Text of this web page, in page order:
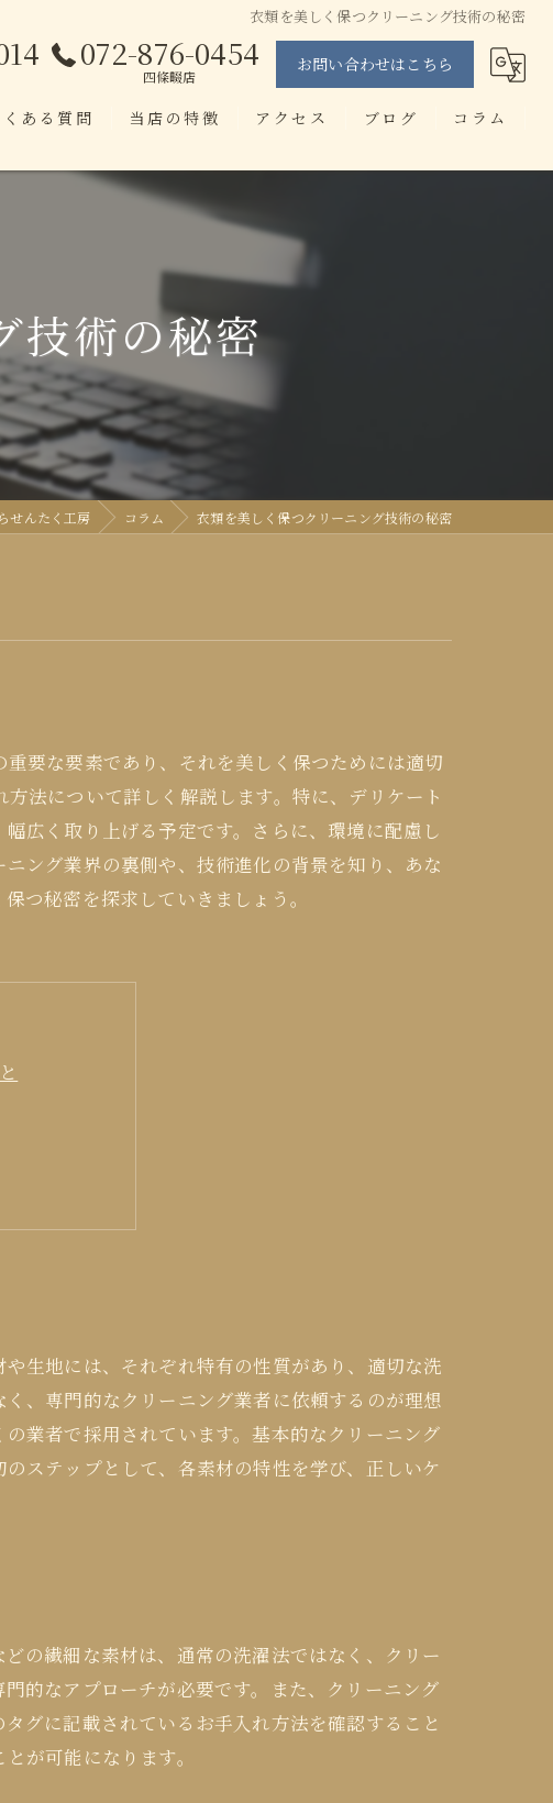
衣類を美しく保つクリーニング技術の秘密
072-876-0454
四條畷店
お問い合わせはこちら
くある質問 当店の特徴
当日仕上げ
ブランド
アプリ
アクセス
せんたく工房 四條畷店
ブログ コラム
技術の秘密
せんたく工房 コラム 衣類を美しく保つクリーニング技術の秘密
要な要素であり、それを美しく保つためには適切
法について詳しく解説します。特に、デリケート
広く取り上げる予定です。さらに、環境に配慮し
ング業界の裏側や、技術進化の背景を知り、あな
つ秘密を探求していきましょう。
プローチ
生地には、それぞれ特有の性質があり、適切な洗
、専門的なクリーニング業者に依頼するのが理想
業者で採用されています。基本的なクリーニング
ステップとして、各素材の特性を学び、正しいケ
の繊細な素材は、通常の洗濯法ではなく、クリー
的なアプローチが必要です。また、クリーニング
グに記載されているお手入れ方法を確認すること
が可能になります。